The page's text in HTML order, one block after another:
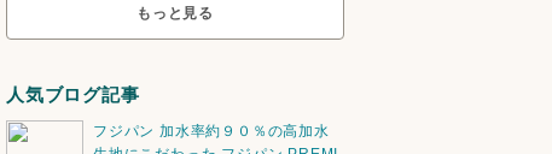
もっと見る
人気ブログ記事
フジパン 加水率約９０％の高加水